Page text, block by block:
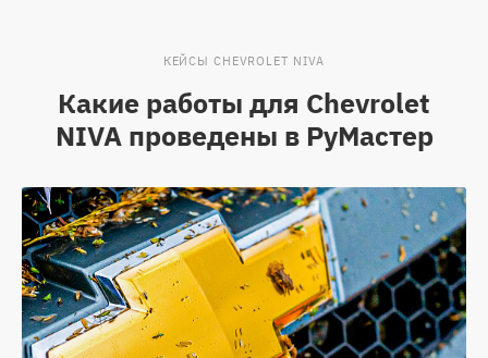
КЕЙСЫ CHEVROLET NIVA
Какие работы для Chevrolet
NIVA проведены в РуМастер